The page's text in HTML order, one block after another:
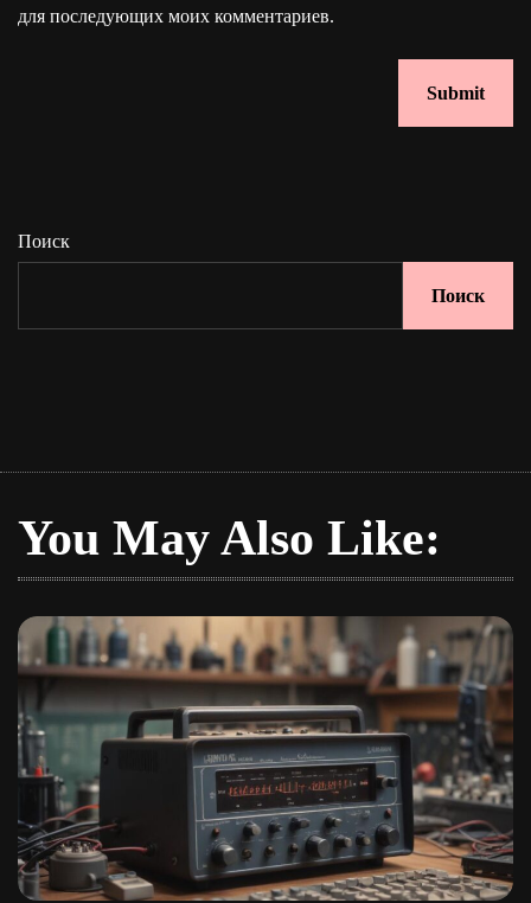
для последующих моих комментариев.
Поиск
Поиск
You May Also Like: